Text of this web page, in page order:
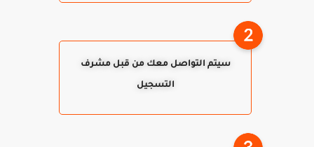
سيتم التواصل معك من قبل مشرف
التسجيل